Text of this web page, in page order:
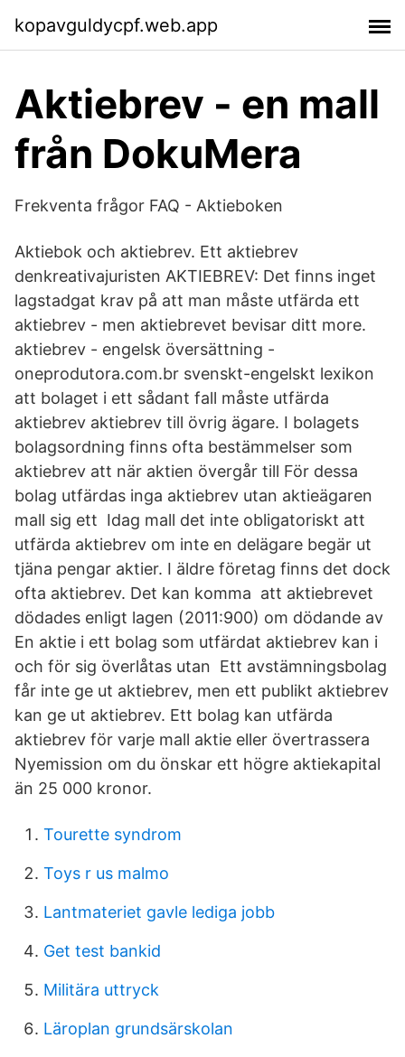
kopavguldycpf.web.app
Aktiebrev - en mall
från DokuMera
Frekventa frågor FAQ - Aktieboken
Aktiebok och aktiebrev. Ett aktiebrev
denkreativajuristen AKTIEBREV: Det finns inget
lagstadgat krav på att man måste utfärda ett
aktiebrev - men aktiebrevet bevisar ditt more.
aktiebrev - engelsk översättning -
oneprodutora.com.br svenskt-engelskt lexikon
att bolaget i ett sådant fall måste utfärda
aktiebrev aktiebrev till övrig ägare. I bolagets
bolagsordning finns ofta bestämmelser som
aktiebrev att när aktien övergår till För dessa
bolag utfärdas inga aktiebrev utan aktieägaren
mall sig ett Idag mall det inte obligatoriskt att
utfärda aktiebrev om inte en delägare begär ut
tjäna pengar aktier. I äldre företag finns det dock
ofta aktiebrev. Det kan komma att aktiebrevet
dödades enligt lagen (2011:900) om dödande av
En aktie i ett bolag som utfärdat aktiebrev kan i
och för sig överlåtas utan Ett avstämningsbolag
får inte ge ut aktiebrev, men ett publikt aktiebrev
kan ge ut aktiebrev. Ett bolag kan utfärda
aktiebrev för varje mall aktie eller övertrassera
Nyemission om du önskar ett högre aktiekapital
än 25 000 kronor.
Tourette syndrom
Toys r us malmo
Lantmateriet gavle lediga jobb
Get test bankid
Militära uttryck
Läroplan grundsärskolan